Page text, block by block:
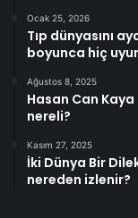
Ocak 25, 2026
Tıp dünyasını
boyunca hiç
Ağustos 8, 2025
Hasan Can
nereli?
Kasım 27, 2025
İki Dünya Bir
nereden izlenir?